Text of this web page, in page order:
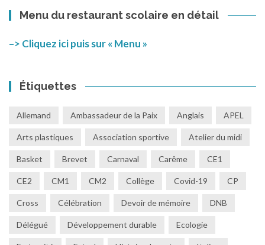
Menu du restaurant scolaire en détail
–> Cliquez ici puis sur « Menu »
Étiquettes
Allemand Ambassadeur de la Paix Anglais APEL
Arts plastiques Association sportive Atelier du midi
Basket Brevet Carnaval Carême CE1
CE2 CM1 CM2 Collège Covid-19 CP
Cross Célébration Devoir de mémoire DNB
Délégué Développement durable Ecologie